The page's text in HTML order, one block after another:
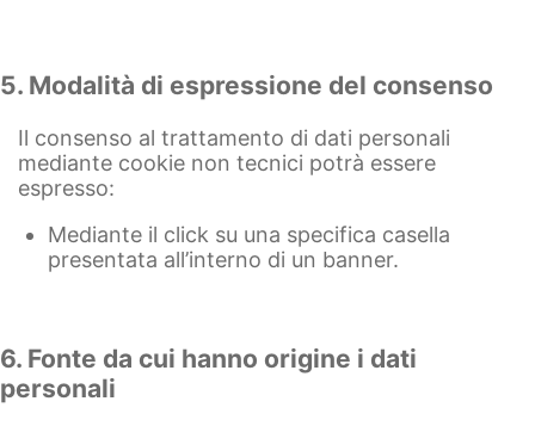
5. Modalità di espressione del consenso
Il consenso al trattamento di dati personali
mediante cookie non tecnici potrà essere
espresso:
Mediante il click su una specifica casella
presentata all’interno di un banner.
6. Fonte da cui hanno origine i dati
personali